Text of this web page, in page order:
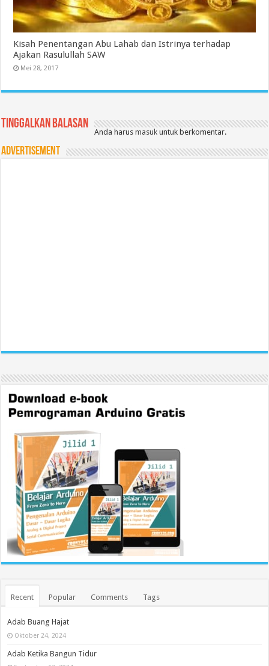
Kisah Penentangan Abu Lahab dan Istrinya terhadap
Ajakan Rasulullah SAW
Mei 28, 2017
Tinggalkan Balasan
Anda harusmasuk untuk berkomentar.
Advertisement
Recent Popular Comments Tags
Adab Buang Hajat
Oktober 24, 2024
Adab Ketika Bangun Tidur